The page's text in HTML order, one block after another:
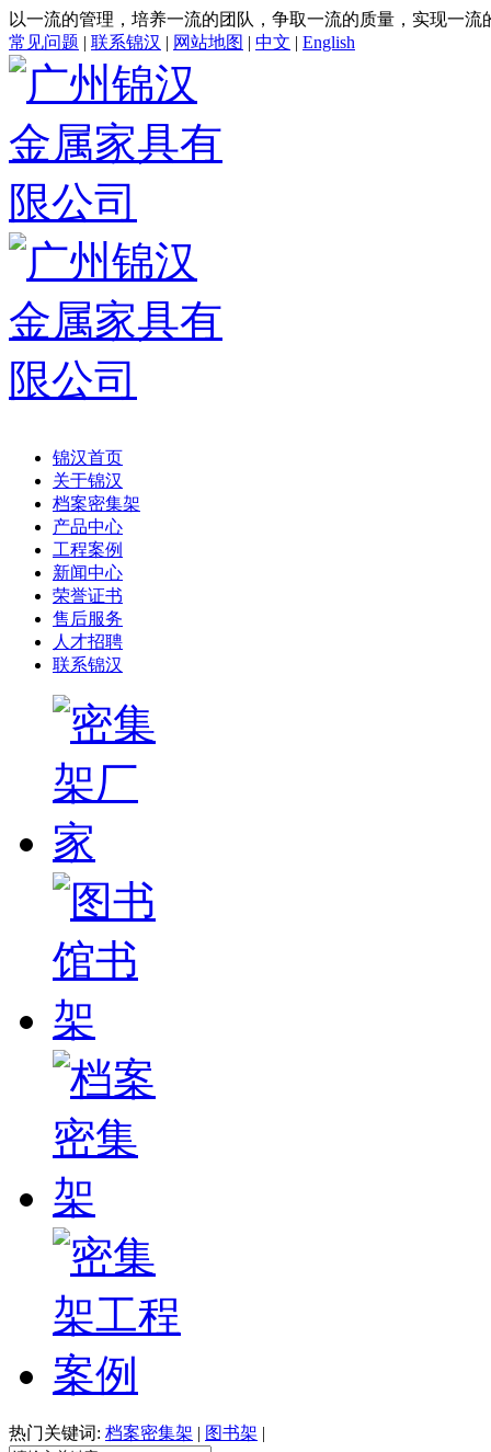
以一流的管理，培养一流的团队，争取一流的质量，实现一流
常见问题 | 联系锦汉 | 网站地图 | 中文 | English
锦汉首页
关于锦汉
档案密集架
产品中心
工程案例
新闻中心
荣誉证书
售后服务
人才招聘
联系锦汉
热门关键词: 档案密集架 | 图书架 |